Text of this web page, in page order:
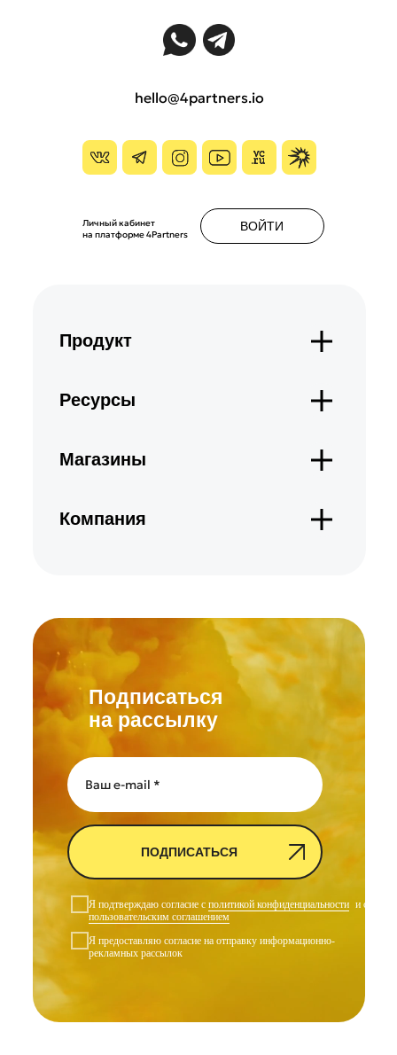
Продукт
Ресурсы
Магазины
Компания
hello@4partners.io
Личный кабинет
на платформе 4Partners
ВОЙТИ
Подписаться
на рассылку
Я подтверждаю согласие с политикой конфиденциальностии с
пользовательским соглашением
Я предоставляю согласие на отправку информационно-
рекламных рассылок
ПОДПИСАТЬСЯ